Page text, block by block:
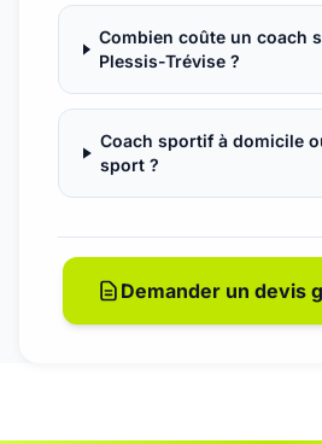
Combien coûte un coach
Plessis-Trévise ?
Coach sportif à domicile
sport ?
Demander un devis